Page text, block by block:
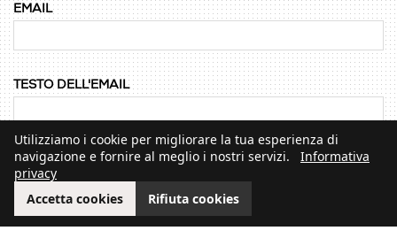
EMAIL
TESTO DELL'EMAIL
Utilizziamo i cookie per migliorare la tua esperienza di
navigazione e fornire al meglio i nostri servizi.
Informativa
privacy
Accetta cookies
Rifiuta cookies